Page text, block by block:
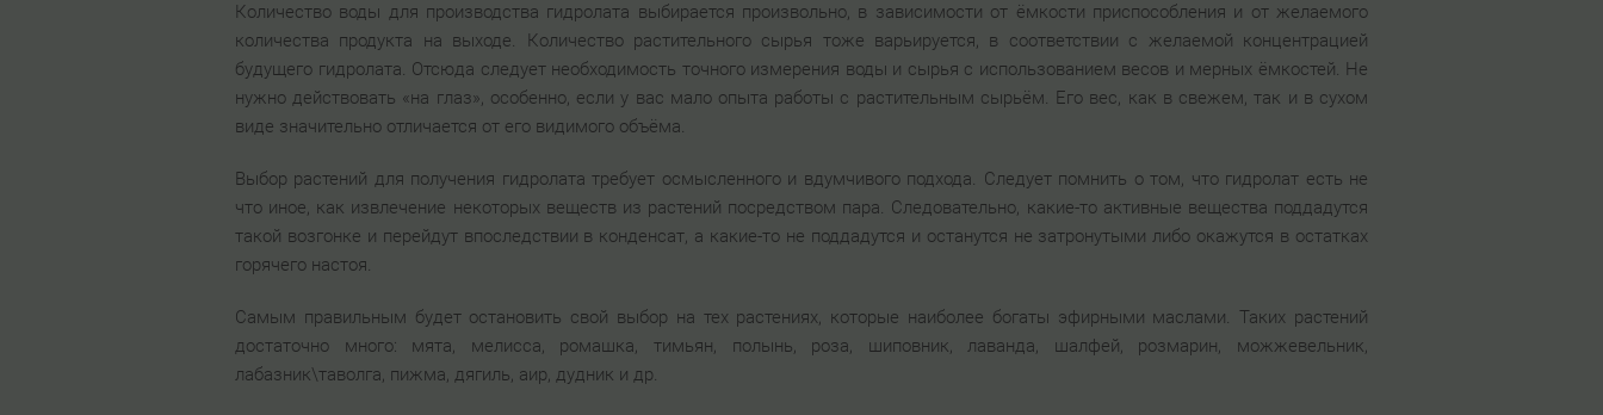
Количество воды для производства гидролата выбирается произвольно, в зависимости от ёмкости приспособления и от желаемого
количества продукта на выходе. Количество растительного сырья тоже варьируется, в соответствии с желаемой концентрацией
будущего гидролата. Отсюда следует необходимость точного измерения воды и сырья с использованием весов и мерных ёмкостей. Не
нужно действовать «на глаз», особенно, если у вас мало опыта работы с растительным сырьём. Его вес, как в свежем, так и в сухом
виде значительно отличается от его видимого объёма.
Выбор растений для получения гидролата требует осмысленного и вдумчивого подхода. Следует помнить о том, что гидролат есть не
что иное, как извлечение некоторых веществ из растений посредством пара. Следовательно, какие-то активные вещества поддадутся
такой возгонке и перейдут впоследствии в конденсат, а какие-то не поддадутся и останутся не затронутыми либо окажутся в остатках
горячего настоя.
Самым правильным будет остановить свой выбор на тех растениях, которые наиболее богаты эфирными маслами. Таких растений
достаточно много: мята, мелисса, ромашка, тимьян, полынь, роза, шиповник, лаванда, шалфей, розмарин, можжевельник,
лабазник\таволга, пижма, дягиль, аир, дудник и др.